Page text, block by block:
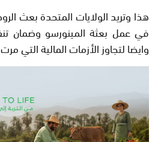
هذا وتريد الولايات المتحدة بعث
في عمل بعثة المينورسو وضمان
وايضا لتجاوز الأزمات المالية التي